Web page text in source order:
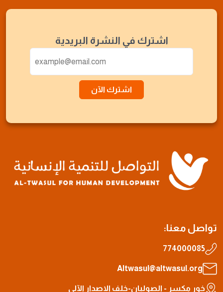
اشترك في النشرة البريدية
اشترك الآن
تواصل معنا:
774000085
Altwasul@altwasul.org
خور مكسر - الصولبان-خلف الاصدار الآلي